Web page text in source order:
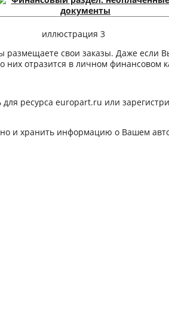
иллюстрация 3
свои заказы. Даже если
отразится в личном финансовом
ресурса europart.ru или
и хранить информацию о Вашем